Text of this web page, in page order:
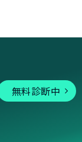
無料診断中